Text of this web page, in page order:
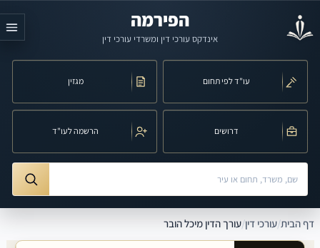
הפירמה
אינדקס עורכי דין ומשרדי עורכי דין
עו"ד לפי תחום מגזין
דרושים הרשמה לעו"ד
חיפוש לפי שם, משרד, תחום משפט או עיר
דף הבית/עורכי דין/עורך הדין מיכל הובר